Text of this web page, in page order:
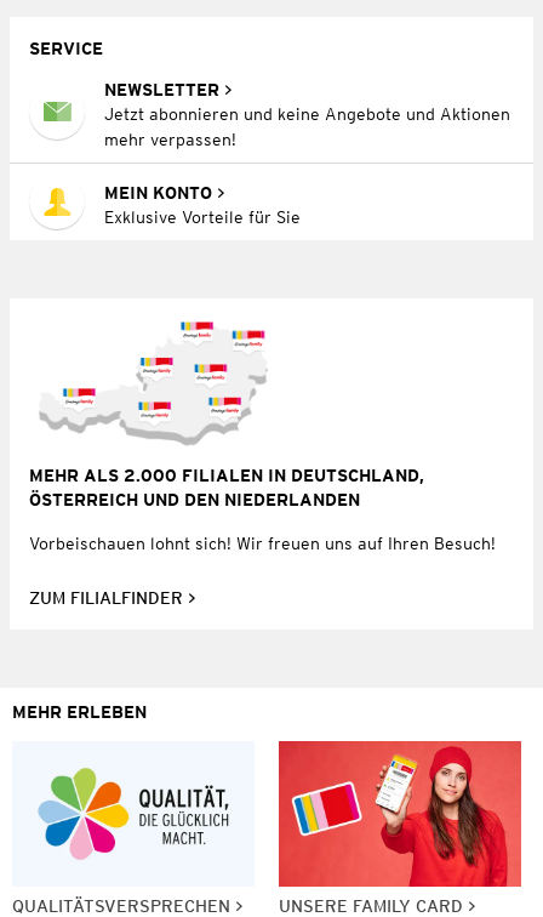
SERVICE
NEWSLETTER
Jetzt abonnieren und keine Angebote und Aktionen
mehr verpassen!
MEIN KONTO
Exklusive Vorteile für Sie
MEHR ALS 2.000 FILIALEN IN DEUTSCHLAND,
ÖSTERREICH UND DEN NIEDERLANDEN
Vorbeischauen lohnt sich! Wir freuen uns auf Ihren Besuch!
ZUM FILIALFINDER
MEHR ERLEBEN
QUALITÄTSVERSPRECHEN UNSERE FAMILY CARD